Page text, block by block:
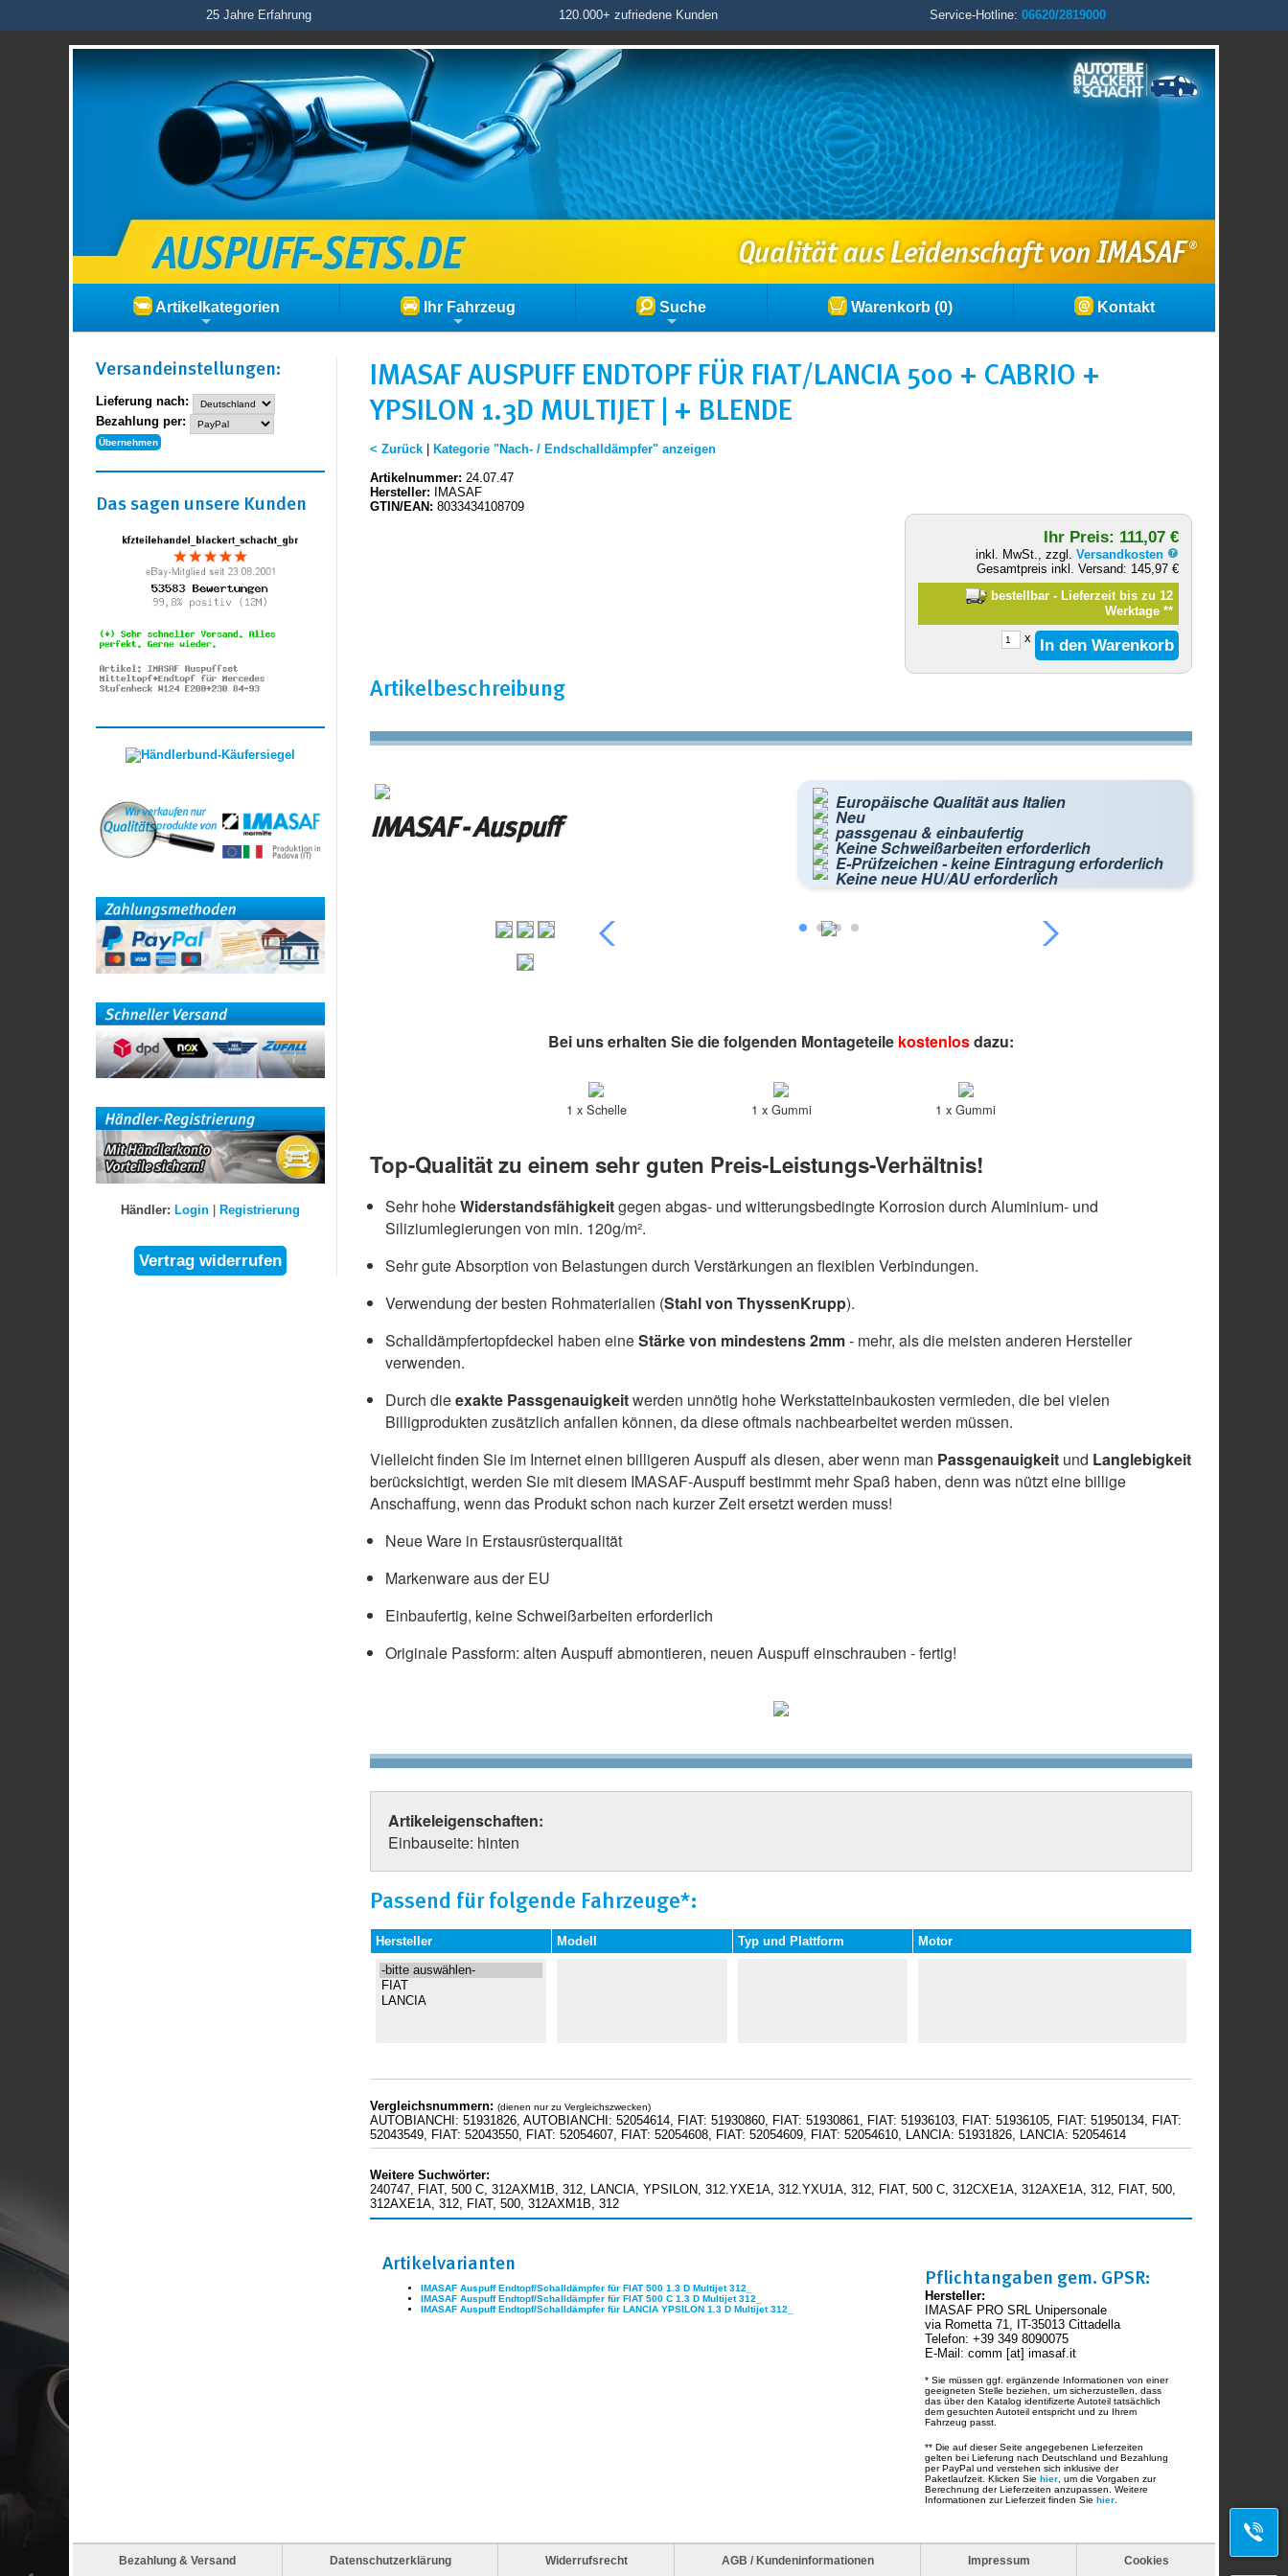
25 Jahre Erfahrung 120.000+ zufriedene Kunden Service-Hotline: 06620/2819000
Artikelkategorien Ihr Fahrzeug Suche Warenkorb (0) Kontakt
IMASAF AUSPUFF ENDTOPF FÜR FIAT/LANCIA 500 + CABRIO +
YPSILON 1.3D MULTIJET | + BLENDE
< Zurück|
Kategorie "Nach- / Endschalldämpfer" anzeigen
Artikelnummer: 24.07.47
Hersteller: IMASAF
GTIN/EAN: 8033434108709
Ihr Preis: 111,07 €
inkl. MwSt., zzgl.Versandkosten
Gesamtpreis inkl. Versand: 145,97 €
bestellbar - Lieferzeit bis zu 12
Werktage **
x
Artikelbeschreibung
IMASAF - Auspuff
Europäische Qualität aus Italien
Neu
passgenau & einbaufertig
Keine Schweißarbeiten erforderlich
E-Prüfzeichen - keine Eintragung erforderlich
Keine neue HU/AU erforderlich
Bei uns erhalten Sie die folgenden Montageteile kostenlosdazu:
1 x Schelle 1 x Gummi 1 x Gummi
Top-Qualität zu einem sehr guten Preis-Leistungs-Verhältnis!
Sehr hoheWiderstandsfähigkeitgegen abgas- und witterungsbedingte Korrosion durch Aluminium- und
Siliziumlegierungen von min. 120g/m².
Sehr gute Absorption von Belastungen durch Verstärkungen an flexiblen Verbindungen.
Verwendung der besten Rohmaterialien (Stahl von ThyssenKrupp).
Schalldämpfertopfdeckel haben eineStärke von mindestens 2mm- mehr, als die meisten anderen Hersteller
verwenden.
Durch dieexakte Passgenauigkeitwerden unnötig hohe Werkstatteinbaukosten vermieden, die bei vielen
Billigprodukten zusätzlich anfallen können, da diese oftmals nachbearbeitet werden müssen.
Vielleicht finden Sie im Internet einen billigeren Auspuff als diesen, aber wenn man Passgenauigkeit und Langlebigkeit
berücksichtigt, werden Sie mit diesem IMASAF-Auspuff bestimmt mehr Spaß haben, denn was nützt eine billige
Anschaffung, wenn das Produkt schon nach kurzer Zeit ersetzt werden muss!
Neue Ware in Erstausrüsterqualität
Markenware aus der EU
Einbaufertig, keine Schweißarbeiten erforderlich
Originale Passform: alten Auspuff abmontieren, neuen Auspuff einschrauben - fertig!
Artikeleigenschaften:
Einbauseite: hinten
Passend für folgende Fahrzeuge*:
Hersteller Modell Typ und Plattform Motor
Vergleichsnummern: (dienen nur zu Vergleichszwecken)
AUTOBIANCHI: 51931826, AUTOBIANCHI: 52054614, FIAT: 51930860, FIAT: 51930861, FIAT: 51936103, FIAT: 51936105, FIAT: 51950134, FIAT:
52043549, FIAT: 52043550, FIAT: 52054607, FIAT: 52054608, FIAT: 52054609, FIAT: 52054610, LANCIA: 51931826, LANCIA: 52054614
Weitere Suchwörter:
240747, FIAT, 500 C, 312AXM1B, 312, LANCIA, YPSILON, 312.YXE1A, 312.YXU1A, 312, FIAT, 500 C, 312CXE1A, 312AXE1A, 312, FIAT, 500,
312AXE1A, 312, FIAT, 500, 312AXM1B, 312
Artikelvarianten
IMASAF Auspuff Endtopf/Schalldämpfer für FIAT 500 1.3 D Multijet 312_
IMASAF Auspuff Endtopf/Schalldämpfer für FIAT 500 C 1.3 D Multijet 312_
IMASAF Auspuff Endtopf/Schalldämpfer für LANCIA YPSILON 1.3 D Multijet 312_
Pflichtangaben gem. GPSR:
Hersteller:
IMASAF PRO SRL Unipersonale
via Rometta 71, IT-35013 Cittadella
Telefon: +39 349 8090075
E-Mail: comm [at] imasaf.it
* Sie müssen ggf. ergänzende Informationen von einer
geeigneten Stelle beziehen, um sicherzustellen, dass
das über den Katalog identifizerte Autoteil tatsächlich
dem gesuchten Autoteil entspricht und zu Ihrem
Fahrzeug passt.
** Die auf dieser Seite angegebenen Lieferzeiten
gelten bei Lieferung nach Deutschland und Bezahlung
per PayPal und verstehen sich inklusive der
Paketlaufzeit. Klicken Siehier , um die Vorgaben zur
Berechnung der Lieferzeiten anzupassen. Weitere
Informationen zur Lieferzeit finden Siehier
Versand­einstellungen:
Lieferung nach:
Bezahlung per:
Das sagen unsere Kunden
Händler: Login| Registrierung
Bezahlung & Versand Datenschutzerklärung Widerrufsrecht AGB / Kundeninformationen Impressum Cookies